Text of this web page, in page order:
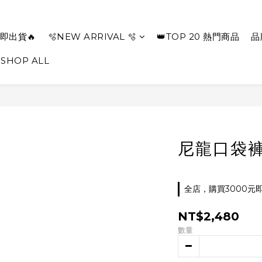
出貨🔥 🫧NEW ARRIVAL 🫧 👑TOP 20 熱門商品 品
SHOP ALL
尼龍口袋
全店，購買3000元
NT$2,480
數量